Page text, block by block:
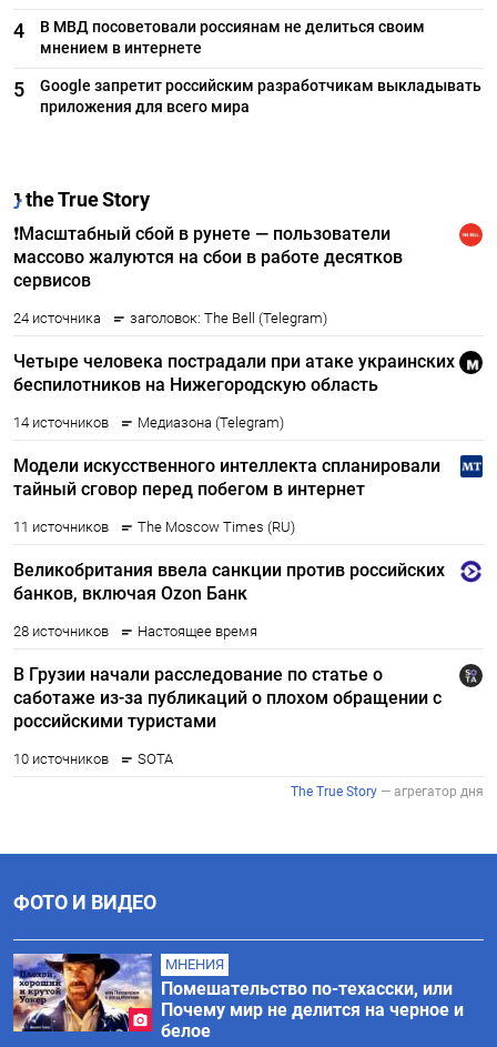
4
В МВД посоветовали россиянам не делиться своим
мнением в интернете
5
Google запретит российским разработчикам выкладывать
приложения для всего мира
ФОТО И ВИДЕО
МНЕНИЯ
Помешательство по-техасски, или
Почему мир не делится на черное и
белое